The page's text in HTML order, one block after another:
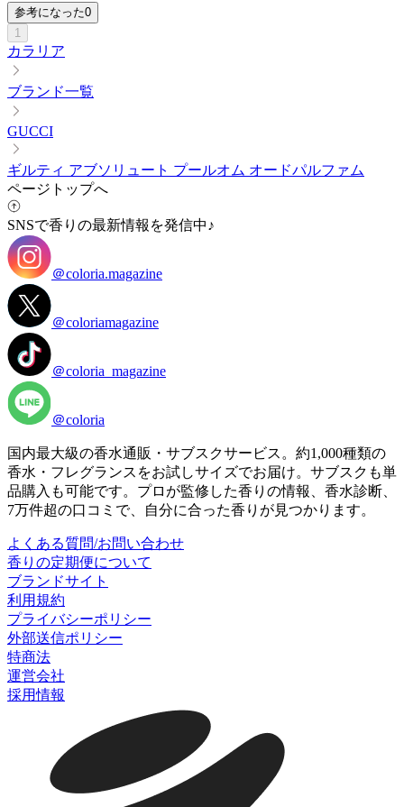
参考になった0
1
カラリア
ブランド一覧
GUCCI
ギルティ アブソリュート プールオム オードパルファム
ページトップへ
SNSで香りの最新情報を発信中♪
＠coloria.magazine
＠coloriamagazine
＠coloria_magazine
＠coloria
国内最大級の香水通販・サブスクサービス。約1,000種類の
香水・フレグランスをお試しサイズでお届け。サブスクも単
品購入も可能です。プロが監修した香りの情報、香水診断、
7万件超の口コミで、自分に合った香りが見つかります。
よくある質問/お問い合わせ
香りの定期便について
ブランドサイト
利用規約
プライバシーポリシー
外部送信ポリシー
特商法
運営会社
採用情報